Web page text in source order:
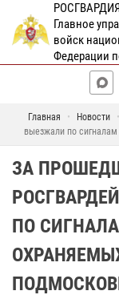
Главное
войск
Федерации
Главная Новости
выезжали по
ЗА
ПО